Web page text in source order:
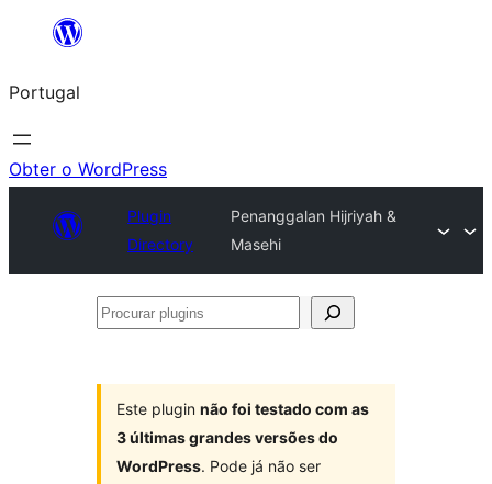
Saltar
o
conteúdo
Portugal
Obter o WordPress
Plugin
Directory
Penanggalan Hijriyah &
Masehi
Procurar
Este plugin não foi testado com as
3 últimas grandes versões do
WordPress. Pode já não ser